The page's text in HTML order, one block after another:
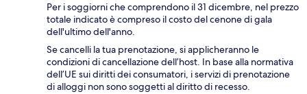
Per i soggiorni che comprendono il 31 dicembre, nel prezzo
totale indicato è compreso il costo del cenone di gala
dell'ultimo dell'anno.
Se cancelli la tua prenotazione, si applicheranno le
condizioni di cancellazione dell’host. In base alla normativa
dell’UE sui diritti dei consumatori, i servizi di prenotazione
di alloggi non sono soggetti al diritto di recesso.